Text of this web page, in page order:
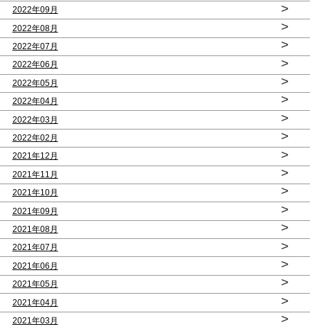
2022年09月 >
2022年08月 >
2022年07月 >
2022年06月 >
2022年05月 >
2022年04月 >
2022年03月 >
2022年02月 >
2021年12月 >
2021年11月 >
2021年10月 >
2021年09月 >
2021年08月 >
2021年07月 >
2021年06月 >
2021年05月 >
2021年04月 >
2021年03月 >